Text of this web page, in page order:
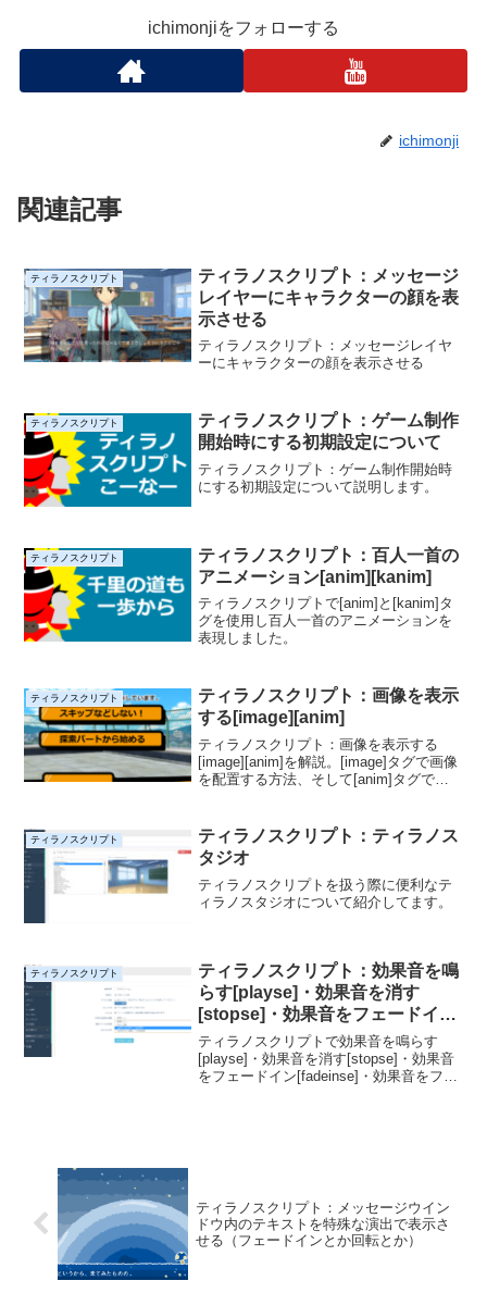
ichimonjiをフォローする
ichimonji
関連記事
ティラノスクリプト
ティラノスクリプト：メッセージ
レイヤーにキャラクターの顔を表
示させる
ティラノスクリプト：メッセージレイヤ
ーにキャラクターの顔を表示させる
ティラノスクリプト
ティラノスクリプト：ゲーム制作
開始時にする初期設定について
ティラノスクリプト：ゲーム制作開始時
にする初期設定について説明します。
ティラノスクリプト
ティラノスクリプト：百人一首の
アニメーション[anim][kanim]
ティラノスクリプトで[anim]と[kanim]タ
グを使用し百人一首のアニメーションを
表現しました。
ティラノスクリプト
ティラノスクリプト：画像を表示
する[image][anim]
ティラノスクリプト：画像を表示する
[image][anim]を解説。[image]タグで画像
を配置する方法、そして[anim]タグで選
ティラノスクリプト
ティラノスクリプト：ティラノス
タジオ
ティラノスクリプトを扱う際に便利なテ
ィラノスタジオについて紹介してます。
ティラノスクリプト
ティラノスクリプト：効果音を鳴
らす[playse]・効果音を消す
[stopse]・効果音をフェードイン
[fadeinse]・効果音をフェードア
ウト[fadeoutse]
ティラノスクリプトで効果音を鳴らす
[playse]・効果音を消す[stopse]・効果音
をフェードイン[fadeinse]・効果音をフェ
ティラノスクリプト：メッセージウイン
ドウ内のテキストを特殊な演出で表示さ
せる（フェードインとか回転とか）